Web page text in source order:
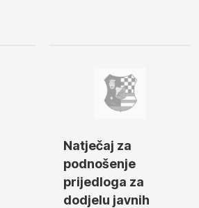
Natječaj za
podnošenje
prijedloga za
dodjelu javnih